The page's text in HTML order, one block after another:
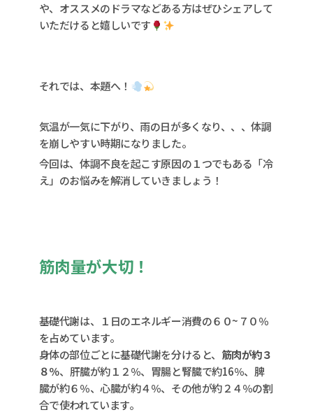
や、オススメのドラマなどある方はぜひシェアして
いただけると嬉しいです
それでは、本題へ！
気温が一気に下がり、雨の日が多くなり、、、体調
を崩しやすい時期になりました。
今回は、体調不良を起こす原因の１つでもある「冷
え」のお悩みを解消していきましょう！
筋肉量が大切！
基礎代謝は、１日のエネルギー消費の６０~７０％
を占めています。
身体の部位ごとに基礎代謝を分けると、 筋肉が約３
８％、肝臓が約１２％、胃腸と腎臓で約16％、脾
臓が約６％、心臓が約４％、その他が約２４％の割
合で使われています。